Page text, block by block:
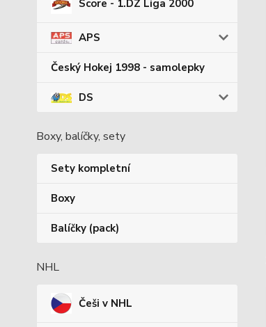
Score - 1.DZ Liga 2000
APS
Český Hokej 1998 - samolepky
DS
Boxy, balíčky, sety
Sety kompletní
Boxy
Balíčky (pack)
NHL
Češi v NHL